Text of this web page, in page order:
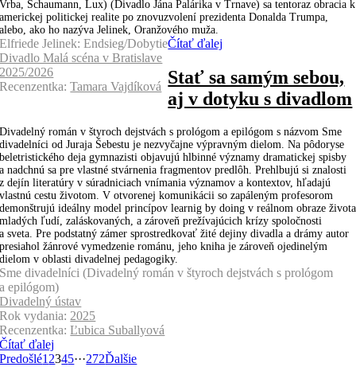
Vrba, Schaumann, Lux) (Divadlo Jána Palárika v Trnave) sa tentoraz obracia k
americkej politickej realite po znovuzvolení prezidenta Donalda Trumpa,
alebo, ako ho nazýva Jelinek, Oranžového muža.
Elfriede Jelinek: Endsieg/Dobytie
Divadlo Malá scéna v Bratislave
2025/2026
Recenzentka:Tamara Vajdíková
Čítať ďalej
Stať sa samým sebou,
aj v dotyku s divadlom
Divadelný román v štyroch dejstvách s prológom a epilógom s názvom Sme
divadelníci od Juraja Šebestu je nezvyčajne výpravným dielom. Na pôdoryse
beletristického deja gymnazisti objavujú hlbinné významy dramatickej spisby
a nadchnú sa pre vlastné stvárnenia fragmentov predlôh. Prehlbujú si znalosti
z dejín literatúry v súradniciach vnímania významov a kontextov, hľadajú
vlastnú cestu životom. V otvorenej komunikácii so zapáleným profesorom
demonštrujú ideálny model princípov learnig by doing v reálnom obraze života
mladých ľudí, zaláskovaných, a zároveň prežívajúcich krízy spoločnosti
a sveta. Pre podstatný zámer sprostredkovať žité dejiny divadla a drámy autor
presiahol žánrové vymedzenie románu, jeho kniha je zároveň ojedinelým
dielom v oblasti divadelnej pedagogiky.
Sme divadelníci (Divadelný román v štyroch dejstvách s prológom
a epilógom)
Divadelný ústav
Rok vydania: 2025
Recenzentka:Ľubica Suballyová
Čítať ďalej
Predošlé1 2345···272Ďalšie